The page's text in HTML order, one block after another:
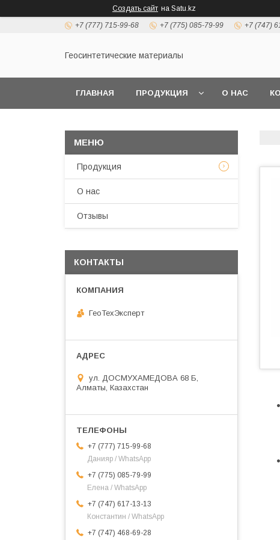
Создать сайт на Satu.kz
+7 (777) 715-99-68 +7 (775) 085-79-99 +7 (747)
Геосинтетические материалы
ГЛАВНАЯ ПРОДУКЦИЯ О НАС
Продукция
О нас
Отзывы
КОНТАКТЫ
ГеоТехЭксперт
ул. ДОСМУХАМЕДОВА 68 Б,
Алматы, Казахстан
+7 (777) 715-99-68
Данияр / WhatsApp
+7 (775) 085-79-99
Елена / WhatsApp
+7 (747) 617-13-13
Константин / WhatsApp
+7 (747) 468-69-28